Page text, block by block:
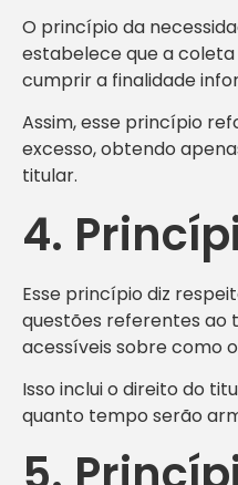
O princípio da
estabelece que a
cumprir a finalidade
Assim, esse princípio
excesso, obtendo
titular.
4.
Esse princípio diz
questões referentes ao
acessíveis sobre como
Isso inclui o direito do
quanto tempo serão